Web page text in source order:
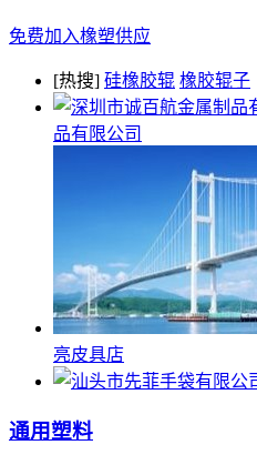
免费加入橡塑供应
[热搜] 硅橡胶辊 橡胶辊子
品有限公司
亮皮具店
通用塑料